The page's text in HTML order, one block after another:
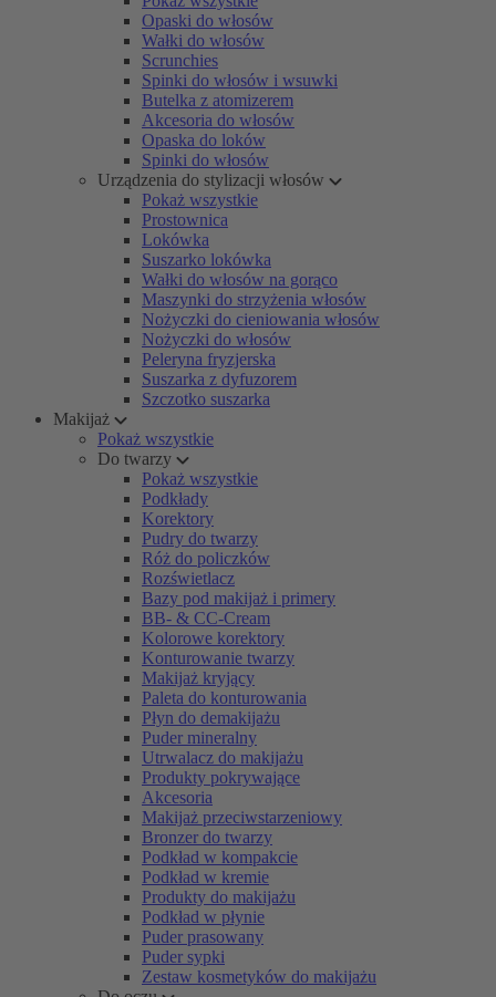
Opaski do włosów
Wałki do włosów
Scrunchies
Spinki do włosów i wsuwki
Butelka z atomizerem
Akcesoria do włosów
Opaska do loków
Spinki do włosów
Urządzenia do stylizacji włosów
Pokaż wszystkie
Prostownica
Lokówka
Suszarko lokówka
Wałki do włosów na gorąco
Maszynki do strzyżenia włosów
Nożyczki do cieniowania włosów
Nożyczki do włosów
Peleryna fryzjerska
Suszarka z dyfuzorem
Szczotko suszarka
Makijaż
Pokaż wszystkie
Do twarzy
Pokaż wszystkie
Podkłady
Korektory
Pudry do twarzy
Róż do policzków
Rozświetlacz
Bazy pod makijaż i primery
BB- & CC-Cream
Kolorowe korektory
Konturowanie twarzy
Makijaż kryjący
Paleta do konturowania
Płyn do demakijażu
Puder mineralny
Utrwalacz do makijażu
Produkty pokrywające
Akcesoria
Makijaż przeciwstarzeniowy
Bronzer do twarzy
Podkład w kompakcie
Podkład w kremie
Produkty do makijażu
Podkład w płynie
Puder prasowany
Puder sypki
Zestaw kosmetyków do makijażu